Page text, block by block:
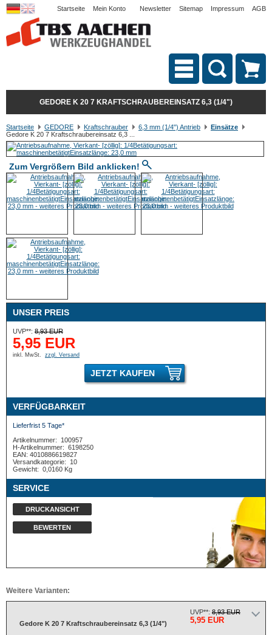
Startseite Mein Konto Newsletter Sitemap Impressum AGB
GEDORE K 20 7 KRAFTSCHRAUBEREINSATZ 6,3 (1/4")
Startseite GEDORE Kraftschrauber 6,3 mm (1/4") Antrieb
Einsätze
Gedore K 20 7 Kraftschraubereinsatz 6,3 ...
Zum Vergrößern Bild anklicken!
UNSER PREIS
UVP**: 8,93 EUR
5,95 EUR
inkl. MwSt. zzgl. Versand
JETZT KAUFEN
VERFÜGBARKEIT
Lieferfrist 5 Tage*
Artikelnummer:
100957
H-Artikelnummer: 6198250
EAN: 4010886619827
Versandkategorie:
10
Gewicht: 0,0160 Kg
SERVICE
DRUCKANSICHT
BEWERTEN
Weitere Varianten:
Gedore K 20 7 Kraftschraubereinsatz 6,3 (1/4")
UVP**: 8,93 EUR
5,95 EUR